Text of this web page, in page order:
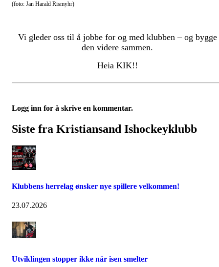
(foto: Jan Harald Rismyhr)
Vi gleder oss til å jobbe for og med klubben – og bygge
den videre sammen.
Heia KIK!!
Logg inn for å skrive en kommentar.
Siste fra Kristiansand Ishockeyklubb
Klubbens herrelag ønsker nye spillere velkommen!
23.07.2026
Utviklingen stopper ikke når isen smelter